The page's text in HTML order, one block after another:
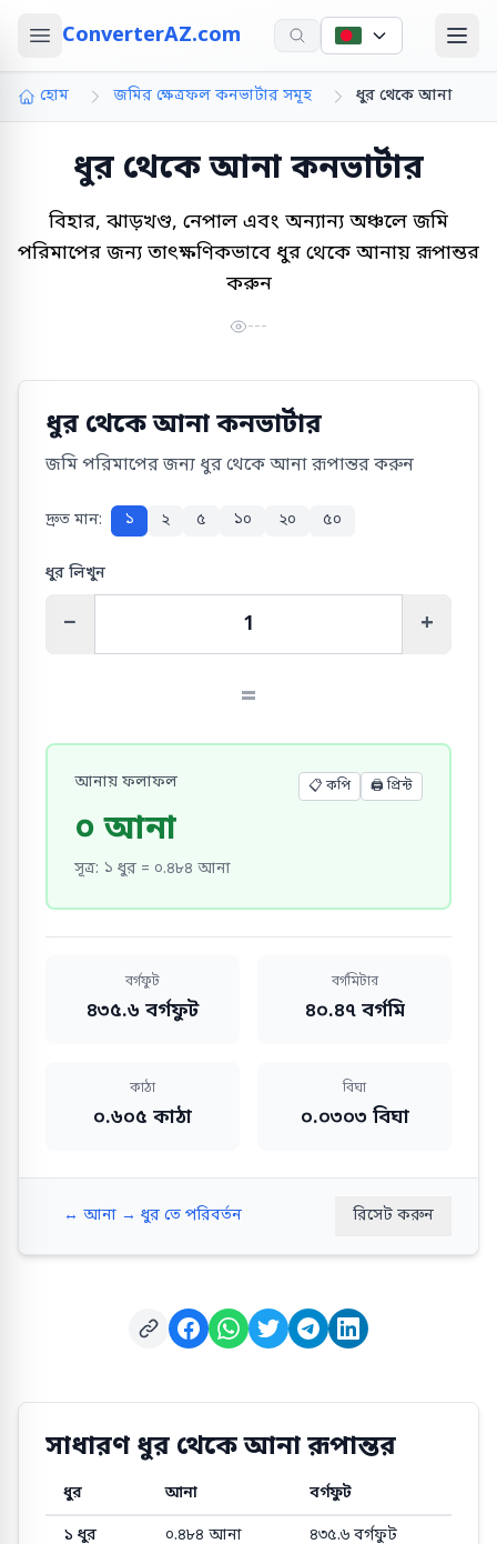
ConverterAZ.com
হোম জমির ক্ষেত্রফল কনভার্টার সমূহ ধুর থেকে আনা
ধুর থেকে আনা কনভার্টার
বিহার, ঝাড়খণ্ড, নেপাল এবং অন্যান্য অঞ্চলে জমি
পরিমাপের জন্য তাৎক্ষণিকভাবে ধুর থেকে আনায় রূপান্তর
করুন
---
ধুর থেকে আনা কনভার্টার
জমি পরিমাপের জন্য ধুর থেকে আনা রূপান্তর করুন
দ্রুত মান: ১ ২ ৫ ১০ ২০ ৫০
ধুর লিখুন
− +
=
আনায় ফলাফল 📋 কপি 🖨️প্রিন্ট
০ আনা
সূত্র: ১ ধুর = ০.৪৮৪ আনা
বর্গফুট
৪৩৫.৬ বর্গফুট
বর্গমিটার
৪০.৪৭ বর্গমি
কাঠা
০.৬০৫ কাঠা
বিঘা
০.০৩০৩ বিঘা
↔️ আনা → ধুর তে পরিবর্তন রিসেট করুন
সাধারণ ধুর থেকে আনা রূপান্তর
ধুর থেকে আনা এবং বর্গফুটে সাধারণ রূপান্তর মান
ধুর আনা
বর্গফুট
১ ধুর ০.৪৮৪ আনা ৪৩৫.৬ বর্গফুট